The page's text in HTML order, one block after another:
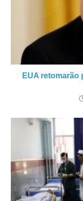
EUA retomarão